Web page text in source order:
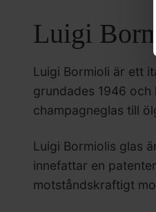
Luigi
Luigi Bormioli är ett
grundades 1946
champagneglas till
Luigi Bormiolis glas
innefattar en
motståndskraftigt